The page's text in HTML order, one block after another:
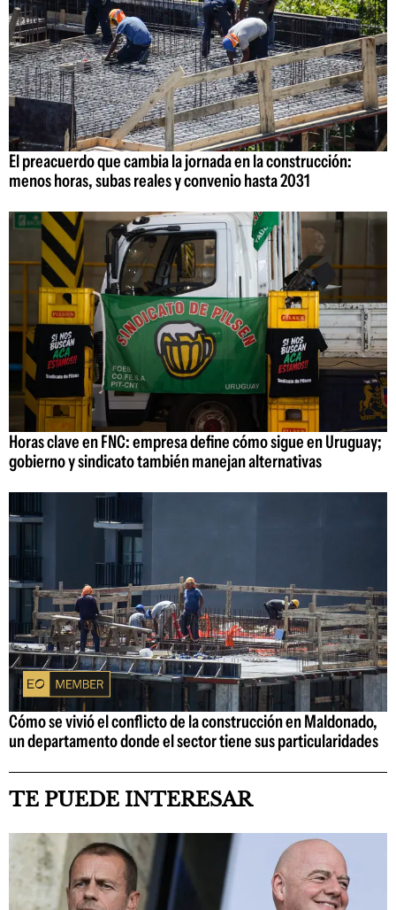
El preacuerdo que cambia la jornada en la construcción:
menos horas, subas reales y convenio hasta 2031
Horas clave en FNC: empresa define cómo sigue en Uruguay;
gobierno y sindicato también manejan alternativas
Cómo se vivió el conflicto de la construcción en Maldonado,
un departamento donde el sector tiene sus particularidades
TE PUEDE INTERESAR